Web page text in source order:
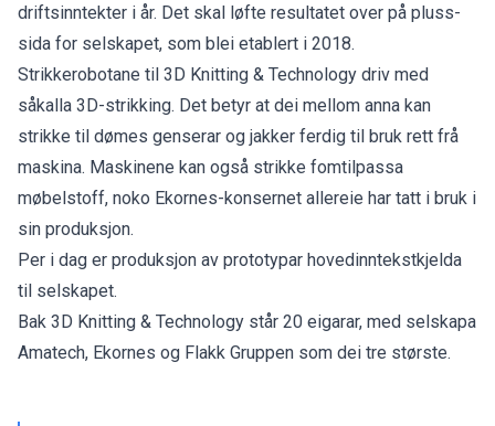
driftsinntekter i år. Det skal løfte resultatet over på pluss-
sida for selskapet, som blei etablert i 2018.
Strikkerobotane til 3D Knitting & Technology driv med
såkalla 3D-strikking. Det betyr at dei mellom anna kan
strikke til dømes genserar og jakker ferdig til bruk rett frå
maskina. Maskinene kan også strikke fomtilpassa
møbelstoff, noko Ekornes-konsernet allereie har tatt i bruk i
sin produksjon.
Per i dag er produksjon av prototypar hovedinntekstkjelda
til selskapet.
Bak 3D Knitting & Technology står 20 eigarar, med selskapa
Amatech, Ekornes og Flakk Gruppen som dei tre største.